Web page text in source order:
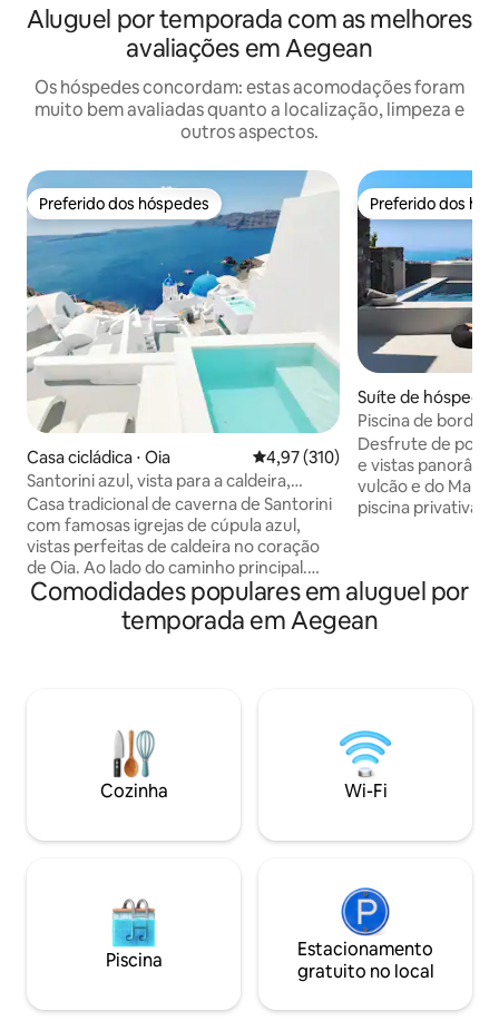
Aluguel por temporada com as melhores
avaliações em Aegean
Os hóspedes concordam: estas acomodações foram
muito bem avaliadas quanto a localização, limpeza e
outros aspectos.
Preferido dos hóspedes
Preferido dos hóspedes
Casa cicládica ⋅ Oia 4,97 de uma avaliação média de
4,97 (310)
Santorini azul, vista para a caldeira,
piscina privativa
Casa tradicional de caverna de Santorini
com famosas igrejas de cúpula azul,
vistas perfeitas de caldeira no coração
de Oia. Ao lado do caminho principal.
Piscina de mergulho privada aquecida
com vista panorâmica. Ao lado da Ilha
Azul, Serenity & Eternity. Totalmente
villas: Island blue, Eternity, Serenity,
Captains blue, Secret garden, Sailing &
Sky blue Flexível em cancelamentos
relacionados à pandemia!
Preferido dos
Preferido dos
Suíte de
Kallistis
Piscina de borda
Vista para o mar
Desfrute de
e vistas
vulcão e do Mar
piscina privativa e do
dispõe de 2
banheiros
totalmente
vistas do pôr do
Comodidades populares em aluguel por
temporada em Aegean
Cozinha Wi-Fi
Piscina
Estacionamento
gratuito no local